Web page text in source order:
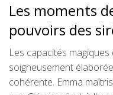
Les moments
pouvoirs des
Les capacités
soigneusement
cohérente. Emma